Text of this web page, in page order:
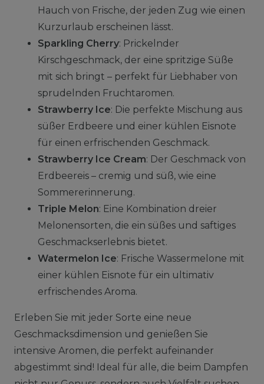
Hauch von Frische, der jeden Zug wie einen
Kurzurlaub erscheinen lässt.
Sparkling Cherry: Prickelnder
Kirschgeschmack, der eine spritzige Süße
mit sich bringt – perfekt für Liebhaber von
sprudelnden Fruchtaromen.
Strawberry Ice: Die perfekte Mischung aus
süßer Erdbeere und einer kühlen Eisnote
für einen erfrischenden Geschmack.
Strawberry Ice Cream: Der Geschmack von
Erdbeereis – cremig und süß, wie eine
Sommererinnerung.
Triple Melon: Eine Kombination dreier
Melonensorten, die ein süßes und saftiges
Geschmackserlebnis bietet.
Watermelon Ice: Frische Wassermelone mit
einer kühlen Eisnote für ein ultimativ
erfrischendes Aroma.
Erleben Sie mit jeder Sorte eine neue
Geschmacksdimension und genießen Sie
intensive Aromen, die perfekt aufeinander
abgestimmt sind! Ideal für alle, die beim Dampfen